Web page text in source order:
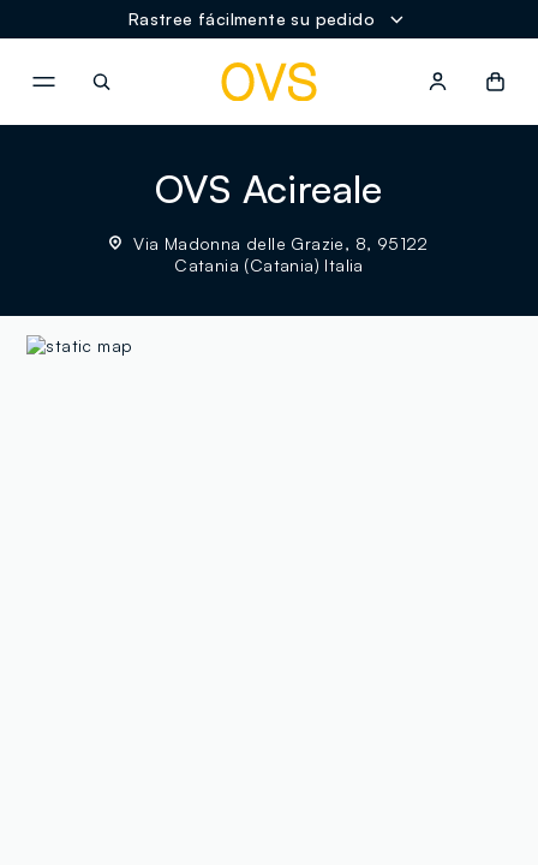
Rastree fácilmente su pedido
OVS Acireale
Via Madonna delle Grazie, 8, 95122
Catania (Catania) Italia